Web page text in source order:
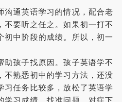
通英语学习的情况，配合老
不要听之任之。如果初一打不
初中阶段的成绩。所以，初一
孩子找原因。孩子英语学不
不熟悉初中的学习方法，还没
习任务比较多，放松了英语学